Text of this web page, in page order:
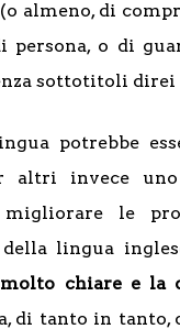
almeno, di
persona, o di
sottotitoli direi
potrebbe
altri invece
migliorare le
della lingua
molto chiare e la
di tanto in tanto,